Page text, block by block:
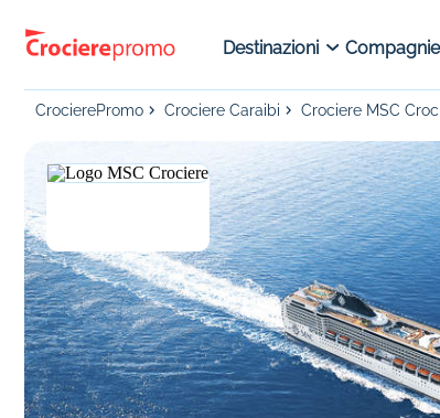
Destinazioni Compagnie
CrocierePromo Crociere Caraibi Crociere MSC